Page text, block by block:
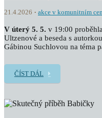
21.4.2026 akce v komunitním
V úterý 5. 5. v 19:00
Ultzenové a beseda s
Gábinou Suchlovou na téma
ČÍST DÁL